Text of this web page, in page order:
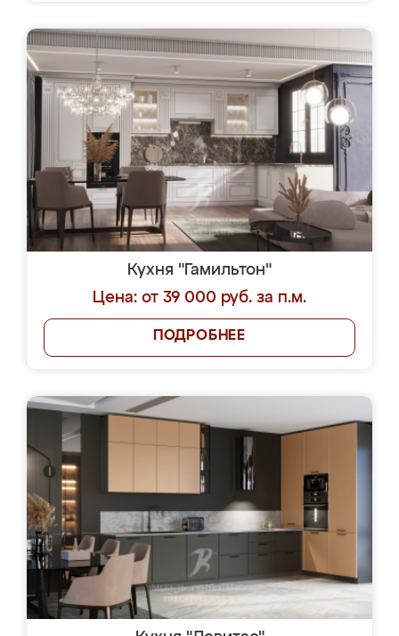
Кухня "Гамильтон"
Цена: от 39 000 руб. за п.м.
ПОДРОБНЕЕ